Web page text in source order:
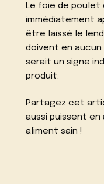
Le foie de
immédiatement
être laissé le
doivent en aucun
serait un signe
produit.
Partagez cet
aussi puissent
aliment sain !